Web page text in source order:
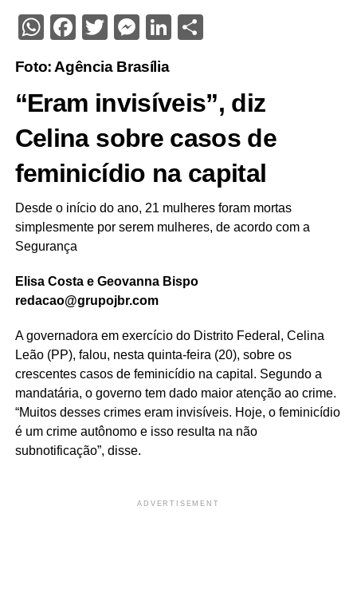
WhatsApp
Facebook
Twitter
Messenger
LinkedIn
Share
Foto: Agência Brasília
“Eram invisíveis”, diz
Celina sobre casos de
feminicídio na capital
Desde o início do ano, 21 mulheres foram mortas
simplesmente por serem mulheres, de acordo com a
Segurança
Elisa Costa e Geovanna Bispo
redacao@grupojbr.com
A governadora em exercício do Distrito Federal, Celina
Leão (PP), falou, nesta quinta-feira (20), sobre os
crescentes casos de feminicídio na capital. Segundo a
mandatária, o governo tem dado maior atenção ao crime.
“Muitos desses crimes eram invisíveis. Hoje, o feminicídio
é um crime autônomo e isso resulta na não
subnotificação”, disse.
ADVERTISEMENT